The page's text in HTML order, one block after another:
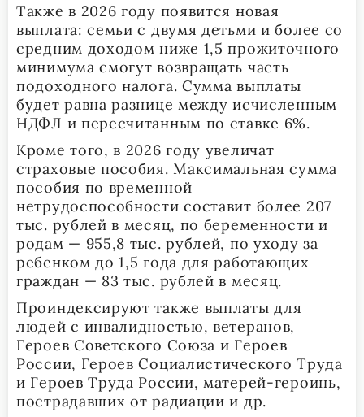
Также в 2026 году появится новая
выплата: семьи с двумя детьми и более со
средним доходом ниже 1,5 прожиточного
минимума смогут возвращать часть
подоходного налога. Сумма выплаты
будет равна разнице между исчисленным
НДФЛ и пересчитанным по ставке 6%.
Кроме того, в 2026 году увеличат
страховые пособия. Максимальная сумма
пособия по временной
нетрудоспособности составит более 207
тыс. рублей в месяц, по беременности и
родам — 955,8 тыс. рублей, по уходу за
ребенком до 1,5 года для работающих
граждан — 83 тыс. рублей в месяц.
Проиндексируют также выплаты для
людей с инвалидностью, ветеранов,
Героев Советского Союза и Героев
России, Героев Социалистического Труда
и Героев Труда России, матерей-героинь,
пострадавших от радиации и др.